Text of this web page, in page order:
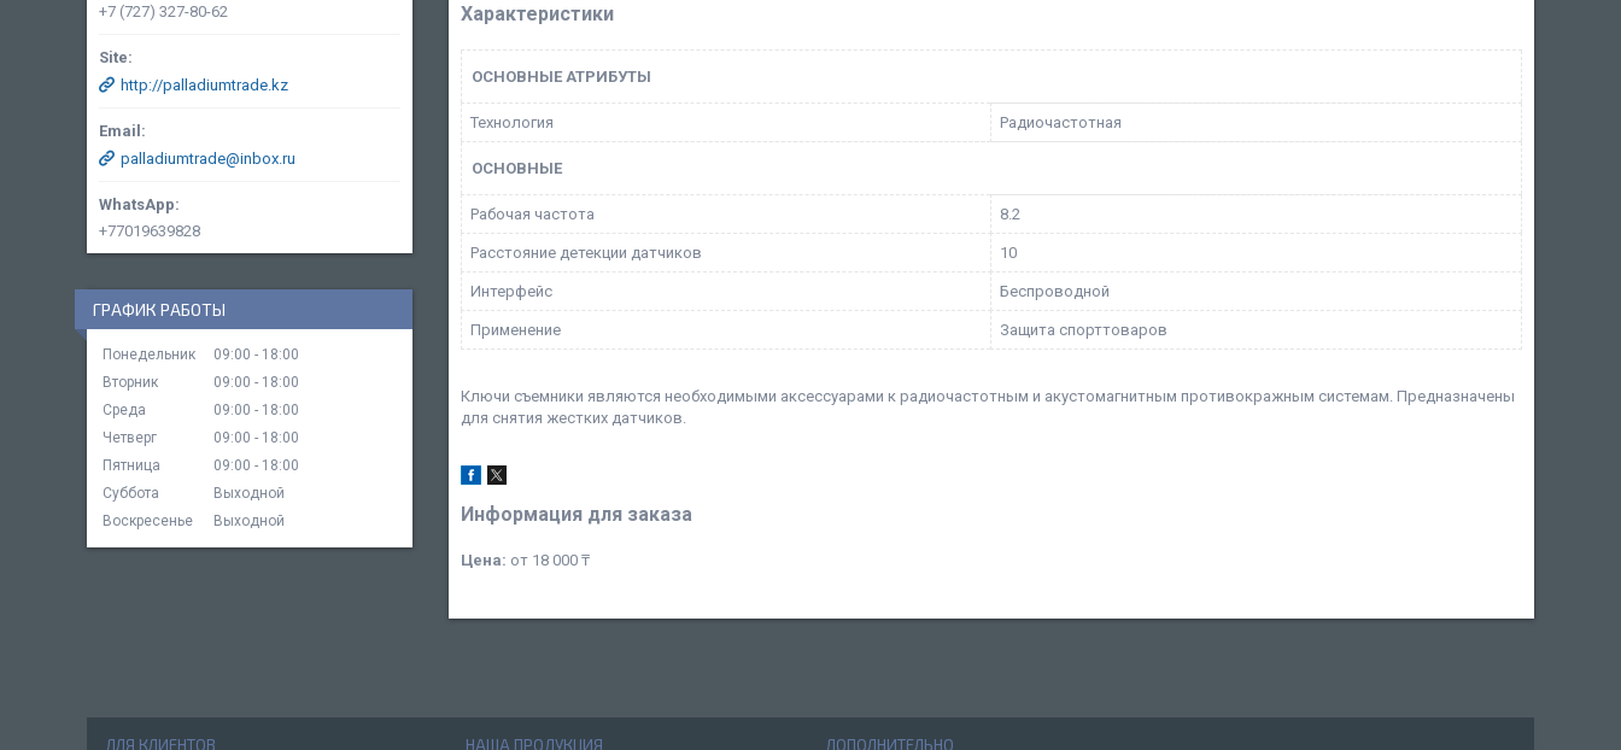
Характеристики
ОСНОВНЫЕ АТРИБУТЫ
Технология Радиочастотная
ОСНОВНЫЕ
Рабочая частота 8.2
Расстояние детекции датчиков 10
Интерфейс Беспроводной
Применение Защита спорттоваров
Ключи съемники являются необходимыми аксессуарами к радиочастотным и акустомагнитным противокражным системам. Предназначены
для снятия жестких датчиков.
Информация для заказа
Цена: от 18 000 ₸
+7 (727) 327-80-62
http://palladiumtrade.kz
palladiumtrade@inbox.ru
+77019639828
ГРАФИК РАБОТЫ
Понедельник 09:00
18:00
Вторник
09:00
18:00
Среда
09:00
18:00
Четверг
09:00
18:00
Пятница
09:00
18:00
Суббота
Выходной
Воскресенье
Выходной
ДЛЯ КЛИЕНТОВ НАША ПРОДУКЦИЯ ДОПОЛНИТЕЛЬНО